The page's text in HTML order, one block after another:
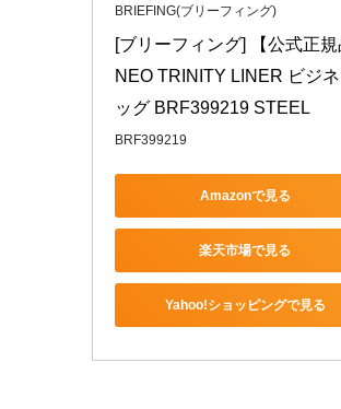
BRIEFING(ブリーフィング)
[ブリーフィング] 【公式正規
NEO TRINITY LINER ビジ
ッグ BRF399219 STEEL
BRF399219
Amazonで見る
楽天市場で見る
Yahoo!ショッピングで見る